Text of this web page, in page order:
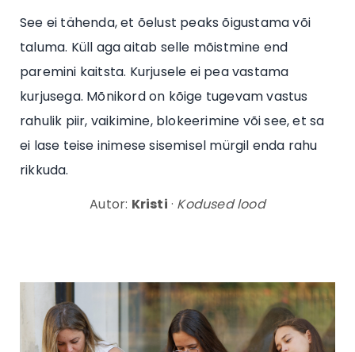
See ei tähenda, et õelust peaks õigustama või
taluma. Küll aga aitab selle mõistmine end
paremini kaitsta. Kurjusele ei pea vastama
kurjusega. Mõnikord on kõige tugevam vastus
rahulik piir, vaikimine, blokeerimine või see, et sa
ei lase teise inimese sisemisel mürgil enda rahu
rikkuda.
Autor: Kristi · Kodused lood